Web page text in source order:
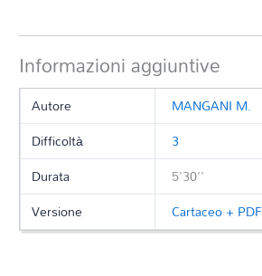
Informazioni aggiuntive
Autore
MANGANI M.
Difficoltà
3
Durata
5'30''
Versione
Cartaceo + PDF